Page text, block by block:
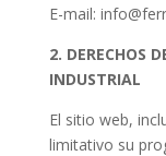
E-mail:
2. DERECHOS
INDUSTRIAL
El sitio web,
limitativo su